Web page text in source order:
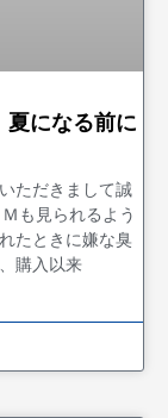
夏になる前に
ただきまして誠
も見られるよう
たときに嫌な臭
購入以来